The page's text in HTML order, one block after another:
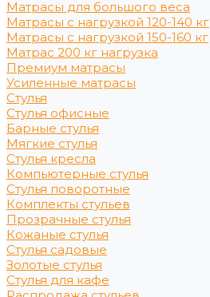
Матрасы для большого веса
Матрасы с нагрузкой 120-140 кг
Матрасы с нагрузкой 150-160 кг
Матрас 200 кг нагрузка
Премиум матрасы
Усиленные матрасы
Стулья
Стулья офисные
Барные стулья
Мягкие стулья
Стулья кресла
Компьютерные стулья
Стулья поворотные
Комплекты стульев
Прозрачные стулья
Кожаные стулья
Стулья садовые
Золотые стулья
Стулья для кафе